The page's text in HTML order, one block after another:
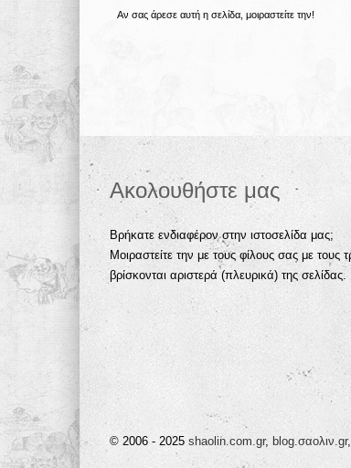
Αν σας άρεσε αυτή η σελίδα, μοιραστείτε την!
Ακολουθήστε μας
Βρήκατε ενδιαφέρον στην ιστοσελίδα μας;
Μοιραστείτε την με τους φίλους σας με τους
βρίσκονται αριστερά (πλευρικά) της σελίδας.
© 2006 - 2025 shaolin.com.gr, blog.σαολιν.gr,